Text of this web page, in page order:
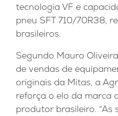
tecnologia VF e
pneu SFT 710/70R38,
brasileiros.
Segundo Mauro
de vendas de
originais da Mitas, a
reforça o elo da marca
produtor brasileiro. “As